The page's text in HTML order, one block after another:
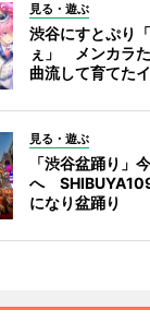
見る・遊ぶ
渋谷にすとぷり
ぇ」 メンカラ
曲流して育てた
見る・遊ぶ
「渋谷盆踊り」
へ
になり盆踊り